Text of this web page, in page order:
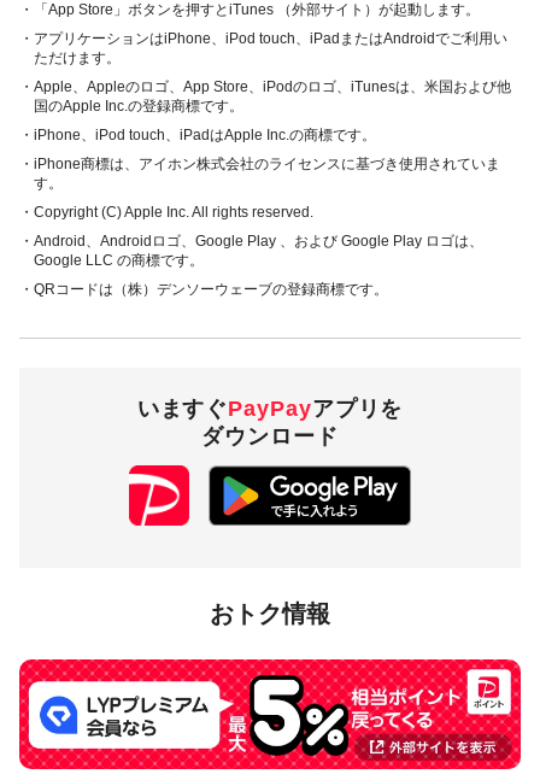
・「App Store」ボタンを押すとiTunes （外部サイト）が起動します。
・アプリケーションはiPhone、iPod touch、iPadまたはAndroidでご利用い
ただけます。
・Apple、Appleのロゴ、App Store、iPodのロゴ、iTunesは、米国および他
国のApple Inc.の登録商標です。
・iPhone、iPod touch、iPadはApple Inc.の商標です。
・iPhone商標は、アイホン株式会社のライセンスに基づき使用されていま
す。
・Copyright (C) Apple Inc. All rights reserved.
・Android、Androidロゴ、Google Play 、および Google Play ロゴは、
Google LLC の商標です。
・QRコードは（株）デンソーウェーブの登録商標です。
いますぐPayPayアプリを
ダウンロード
おトク情報